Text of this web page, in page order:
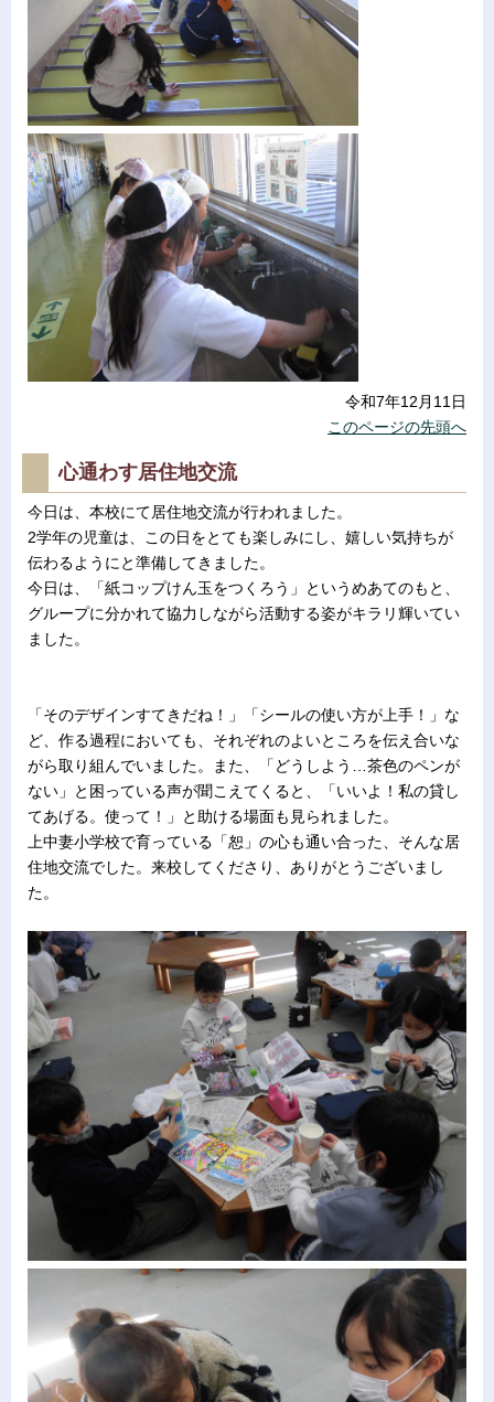
令和7年12月11日
このページの先頭へ
心通わす居住地交流
今日は、本校にて居住地交流が行われました。
2学年の児童は、この日をとても楽しみにし、嬉しい気持ちが
伝わるようにと準備してきました。
今日は、「紙コップけん玉をつくろう」というめあてのもと、
グループに分かれて協力しながら活動する姿がキラリ輝いてい
ました。
「そのデザインすてきだね！」「シールの使い方が上手！」な
ど、作る過程においても、それぞれのよいところを伝え合いな
がら取り組んでいました。また、「どうしよう…茶色のペンが
ない」と困っている声が聞こえてくると、「いいよ！私の貸し
てあげる。使って！」と助ける場面も見られました。
上中妻小学校で育っている「恕」の心も通い合った、そんな居
住地交流でした。来校してくださり、ありがとうございまし
た。